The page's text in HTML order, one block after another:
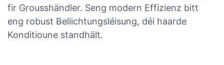
fir Grousshändler. Seng modern Effizienz bitt
eng robust Beliichtungsléisung, déi haarde
Konditioune standhält.